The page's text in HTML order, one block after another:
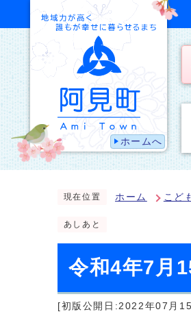
ホームへ
現在位置 ホーム こど
あしあと
令和4年7月
[初版公開日:2022年07月